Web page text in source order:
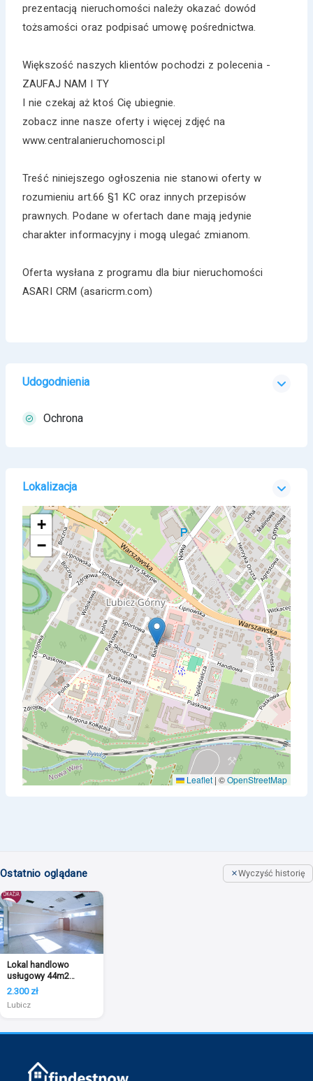
prezentacją nieruchomości należy okazać dowód
tożsamości oraz podpisać umowę pośrednictwa.
Większość naszych klientów pochodzi z polecenia -
ZAUFAJ NAM I TY
I nie czekaj aż ktoś Cię ubiegnie.
zobacz inne nasze oferty i więcej zdjęć na
www.centralanieruchomosci.pl
Treść niniejszego ogłoszenia nie stanowi oferty w
rozumieniu art.66 §1 KC oraz innych przepisów
prawnych. Podane w ofertach dane mają jedynie
charakter informacyjny i mogą ulegać zmianom.
Oferta wysłana z programu dla biur nieruchomości
ASARI CRM (asaricrm.com)
Udogodnienia
Ochrona
Lokalizacja
+
−
Leaflet | ©OpenStreetMap
Ostatnio oglądane Wyczyść historię
Lokal handlowo
usługowy 44m2
Lubicz Górny
2.300 zł
Lubicz